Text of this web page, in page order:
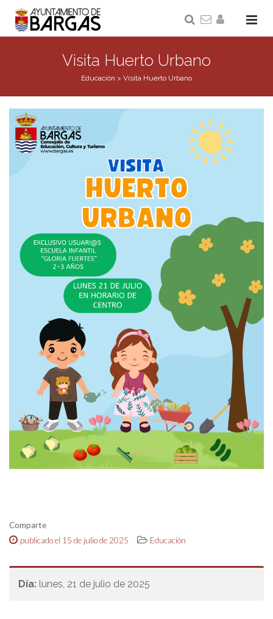
Visita Huerto Urbano
Educación > Visita Huerto Urbano
Comparte
publicado el 15 de julio de 2025
Educación
Día: lunes, 21 de julio de 2025